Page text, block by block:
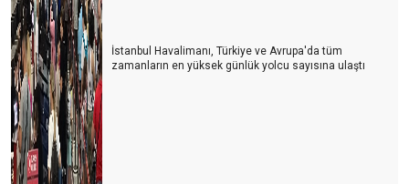
İstanbul Havalimanı, Türkiye ve Avrupa'da tüm
zamanların en yüksek günlük yolcu sayısına ulaştı